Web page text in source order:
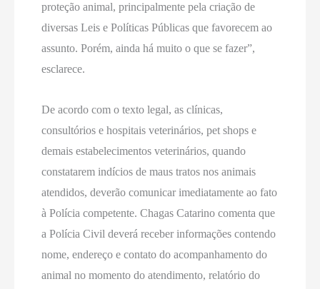
proteção animal, principalmente pela criação de
diversas Leis e Políticas Públicas que favorecem ao
assunto. Porém, ainda há muito o que se fazer”,
esclarece.
De acordo com o texto legal, as clínicas,
consultórios e hospitais veterinários, pet shops e
demais estabelecimentos veterinários, quando
constatarem indícios de maus tratos nos animais
atendidos, deverão comunicar imediatamente ao fato
à Polícia competente. Chagas Catarino comenta que
a Polícia Civil deverá receber informações contendo
nome, endereço e contato do acompanhamento do
animal no momento do atendimento, relatório do